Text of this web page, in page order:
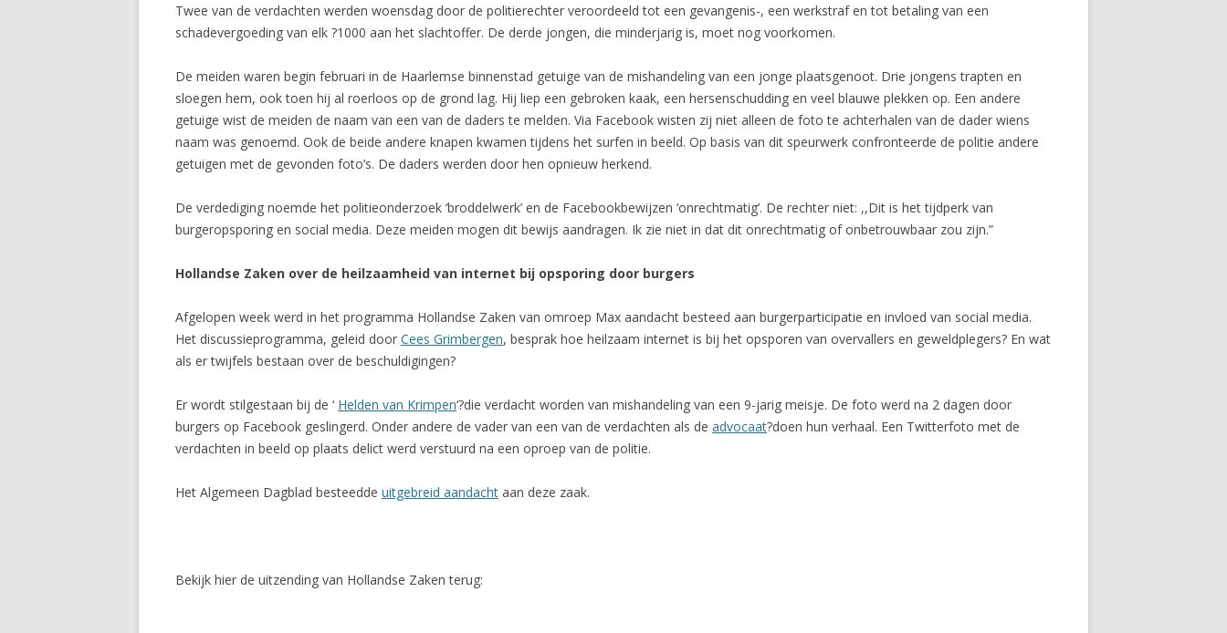
Twee van de verdachten werden woensdag door de politierechter veroordeeld tot een gevangenis-, een werkstraf en tot betaling van een
schadevergoeding van elk ?1000 aan het slachtoffer. De derde jongen, die minderjarig is, moet nog voorkomen.
De meiden waren begin februari in de Haarlemse binnenstad getuige van de mishandeling van een jonge plaatsgenoot. Drie jongens trapten en
sloegen hem, ook toen hij al roerloos op de grond lag. Hij liep een gebroken kaak, een hersenschudding en veel blauwe plekken op. Een andere
getuige wist de meiden de naam van een van de daders te melden. Via Facebook wisten zij niet alleen de foto te achterhalen van de dader wiens
naam was genoemd. Ook de beide andere knapen kwamen tijdens het surfen in beeld. Op basis van dit speurwerk confronteerde de politie andere
getuigen met de gevonden foto’s. De daders werden door hen opnieuw herkend.
De verdediging noemde het politieonderzoek ‘broddelwerk’ en de Facebookbewijzen ‘onrechtmatig’. De rechter niet: ,,Dit is het tijdperk van
burgeropsporing en social media. Deze meiden mogen dit bewijs aandragen. Ik zie niet in dat dit onrechtmatig of onbetrouwbaar zou zijn.”
Hollandse Zaken over de heilzaamheid van internet bij opsporing door burgers
Afgelopen week werd in het programma Hollandse Zaken van omroep Max aandacht besteed aan burgerparticipatie en invloed van social media.
Het discussieprogramma, geleid door Cees Grimbergen, besprak hoe heilzaam internet is bij het opsporen van overvallers en geweldplegers? En wat
als er twijfels bestaan over de beschuldigingen?
Er wordt stilgestaan bij de ‘ Helden van Krimpen‘?die verdacht worden van mishandeling van een 9-jarig meisje. De foto werd na 2 dagen door
burgers op Facebook geslingerd. Onder andere de vader van een van de verdachten als de advocaat?doen hun verhaal. Een Twitterfoto met de
verdachten in beeld op plaats delict werd verstuurd na een oproep van de politie.
Het Algemeen Dagblad besteedde uitgebreid aandacht aan deze zaak.
Bekijk hier de uitzending van Hollandse Zaken terug: